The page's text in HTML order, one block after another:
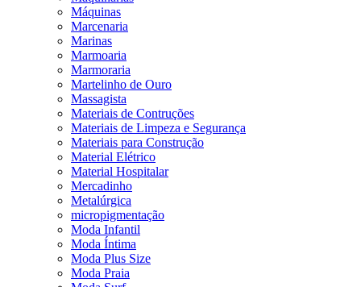
Máquinas
Marcenaria
Marinas
Marmoaria
Marmoraria
Martelinho de Ouro
Massagista
Materiais de Contruções
Materiais de Limpeza e Segurança
Materiais para Construção
Material Elétrico
Material Hospitalar
Mercadinho
Metalúrgica
micropigmentação
Moda Infantil
Moda Íntima
Moda Plus Size
Moda Praia